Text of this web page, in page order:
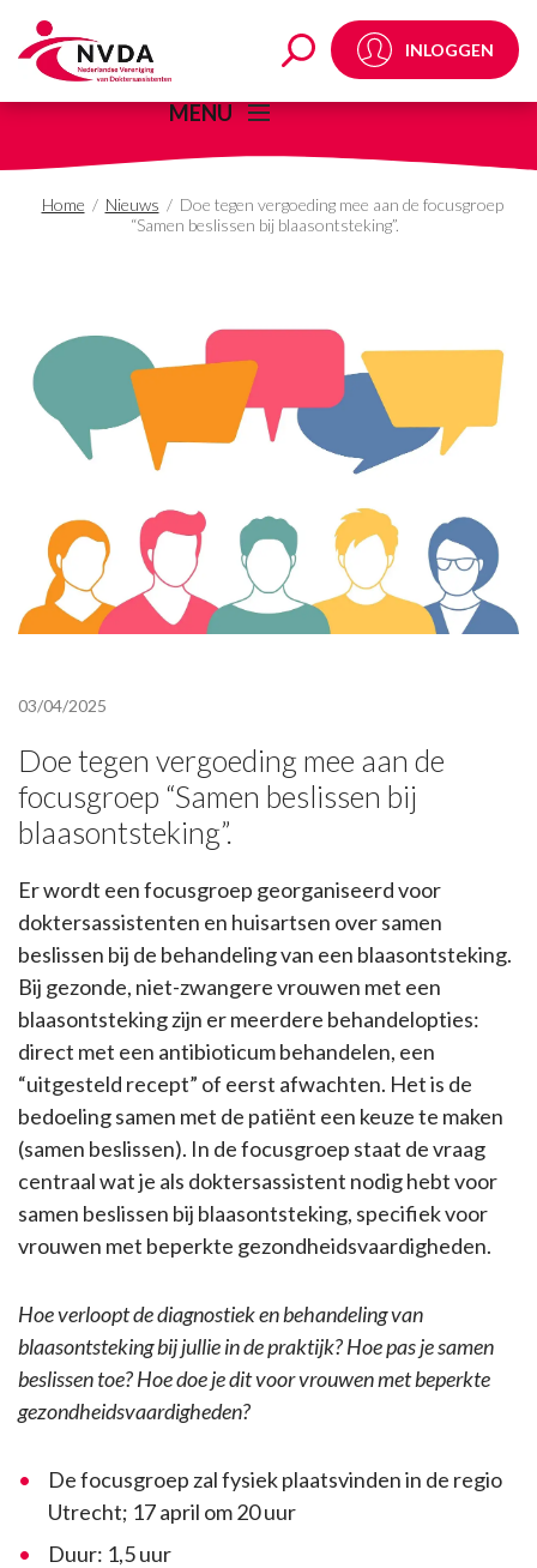
Doe tegen vergoeding
INLOGGEN
MENU
Home / Nieuws / Doe tegen vergoeding mee aan de focusgroep
“Samen beslissen bij blaasontsteking”.
03/04/2025
Doe tegen vergoeding mee aan de
focusgroep “Samen beslissen bij
blaasontsteking”.
Er wordt een focusgroep georganiseerd voor
doktersassistenten en huisartsen over samen
beslissen bij de behandeling van een blaasontsteking.
Bij gezonde, niet-zwangere vrouwen met een
blaasontsteking zijn er meerdere behandelopties:
direct met een antibioticum behandelen, een
“uitgesteld recept” of eerst afwachten. Het is de
bedoeling samen met de patiënt een keuze te maken
(samen beslissen). In de focusgroep staat de vraag
centraal wat je als doktersassistent nodig hebt voor
samen beslissen bij blaasontsteking, specifiek voor
vrouwen met beperkte gezondheidsvaardigheden.
Hoe verloopt de diagnostiek en behandeling van
blaasontsteking bij jullie in de praktijk? Hoe pas je samen
beslissen toe? Hoe doe je dit voor vrouwen met beperkte
gezondheidsvaardigheden?
De focusgroep zal fysiek plaatsvinden in de regio
Utrecht; 17 april om 20 uur
Duur: 1,5 uur